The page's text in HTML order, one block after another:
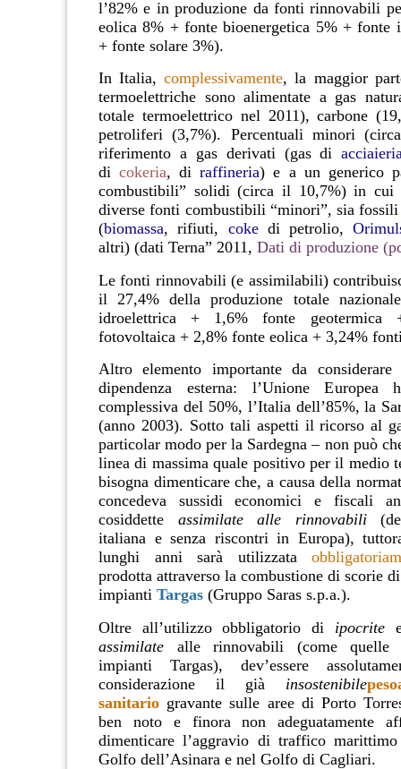
l’82% e in produzione da fonti rinnovabili
eolica 8% + fonte bioenergetica 5% + fonte
+ fonte solare 3%).
In Italia,complessivamente,la maggior
termoelettriche sono alimentate a gas
totale termoelettrico nel 2011), carbone
petroliferi (3,7%). Percentuali minori
riferimento a gas derivati (gas di
di cokeria, di raffineria) e a un generico
combustibili” solidi (circa il 10,7%) in cui
diverse fonti combustibili “minori”, sia
(biomassa, rifiuti, coke di petrolio,
altri) (dati Terna” 2011, Dati di produzione
Le fonti rinnovabili (e assimilabili)
il 27,4% della produzione totale
idroelettrica + 1,6% fonte geotermica
fotovoltaica + 2,8% fonte eolica + 3,24%
Altro elemento importante da
dipendenza esterna: l’Unione Europea
complessiva del 50%, l’Italia dell’85%, la
(anno 2003). Sotto tali aspetti il ricorso al
particolar modo per la Sardegna – non può
linea di massima quale positivo per il medio
bisogna dimenticare che, a causa della
concedeva sussidi economici e fiscali
cosiddette assimilate alle rinnovabili
italiana e senza riscontri in Europa),
lunghi anni sarà utilizzata
prodotta attraverso la combustione di scorie
impianti Targas (Gruppo Saras s.p.a.).
Oltre all’utilizzo obbligatorio di ipocritee
assimilate alle rinnovabili (come quelle
impianti Targas), dev’essere
considerazione il già insostenibilepeso
sanitario gravante sulle aree di Porto
ben noto e finora non adeguatamente
dimenticare l’aggravio di traffico
Golfo dell’Asinara e nel Golfo di Cagliari.